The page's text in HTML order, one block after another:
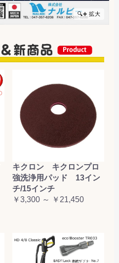
🔍➕ 拡大
キクロン キクロンプロ
強洗浄用パッド 13イン
チ/15インチ
￥3,300 ～ ￥21,450